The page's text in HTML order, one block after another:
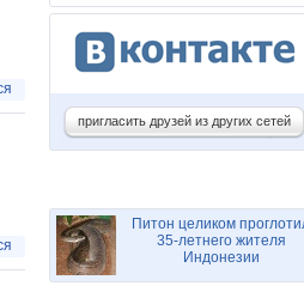
пригласить друзей из других сетей
Питон целиком
35-летнего жителя
Индонезии